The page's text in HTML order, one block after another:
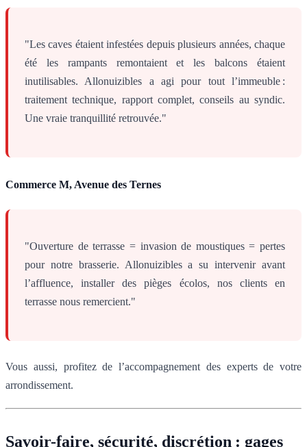
"Les caves étaient infestées depuis plusieurs années, chaque
été les rampants remontaient et les balcons étaient
inutilisables. Allonuizibles a agi pour tout l’immeuble :
traitement technique, rapport complet, conseils au syndic.
Une vraie tranquillité retrouvée."
Commerce M, Avenue des Ternes
"Ouverture de terrasse = invasion de moustiques = pertes
pour notre brasserie. Allonuizibles a su intervenir avant
l’affluence, installer des pièges écolos, nos clients en
terrasse nous remercient."
Vous aussi, profitez de l’accompagnement des experts de votre
arrondissement.
Savoir-faire, sécurité, discrétion : gages